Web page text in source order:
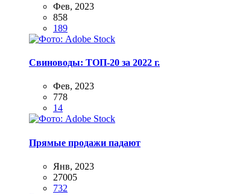
Фев, 2023
858
189
Свиноводы: ТОП-20 за 2022 г.
Фев, 2023
778
14
Прямые продажи падают
Янв, 2023
27005
732